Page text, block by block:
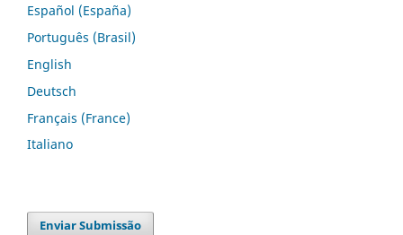
Español (España)
Português (Brasil)
English
Deutsch
Français (France)
Italiano
Enviar Submissão